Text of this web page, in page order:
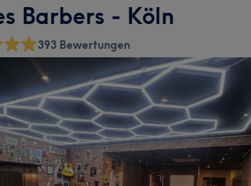
Barbers - Köln
393 Bewertungen